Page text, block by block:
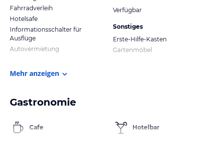
Fahrradverleih
Hotelsafe
Informationsschalter für
Ausflüge
Autovermietung
Verfügbar
Sonstiges
Erste-Hilfe-Kasten
Gartenmöbel
Mehr anzeigen
Gastronomie
Cafe Hotelbar